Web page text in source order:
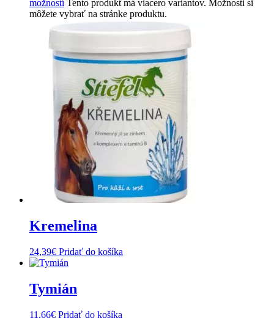
možností Tento produkt má viacero variantov. Možnosti si
môžete vybrať na stránke produktu.
Kremelina
24,39€ Pridať do košíka
Tymián
11,66€ Pridať do košíka